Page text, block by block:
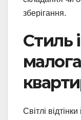
зберігання.
Стиль
Світлі